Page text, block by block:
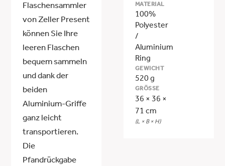
Flaschensammler
von Zeller Present
können Sie Ihre
leeren Flaschen
bequem sammeln
und dank der
beiden
Aluminium-Griffe
ganz leicht
transportieren.
Die
Pfandrückgabe
MATERIAL
100%
Polyester
/
Aluminium
Ring
GEWICHT
520 g
GRÖSSE
36 × 36 ×
71 cm
(L × B × H)